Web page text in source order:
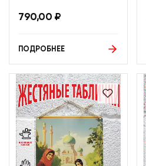
790,00 ₽
ПОДРОБНЕЕ